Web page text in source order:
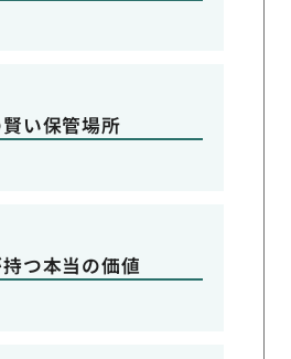
い保管場所
つ本当の価値